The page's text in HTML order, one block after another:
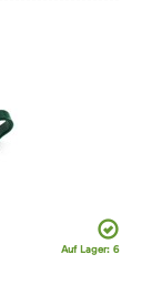
Auf Lager: 6